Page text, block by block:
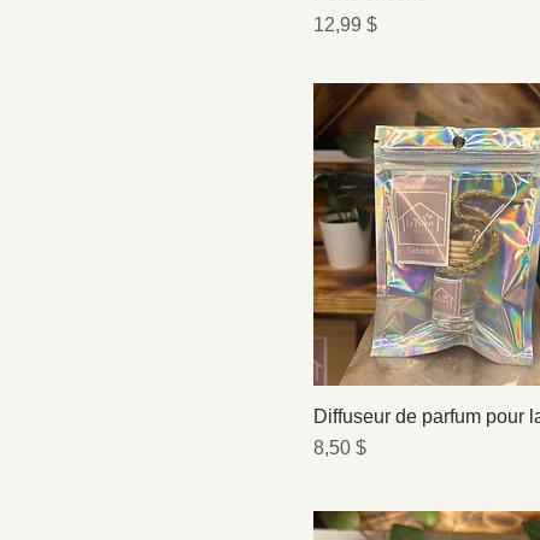
Prix
12,99 $
Diffuseur de parfum pour
Prix
8,50 $